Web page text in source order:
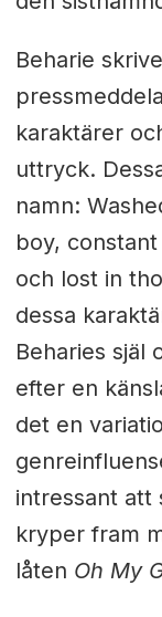
Beharie
karaktärer
uttryck.
namn:
boy,
och lost in
dessa
Beharies själ
efter en
det en
intressant att
kryper fram
låten Oh My